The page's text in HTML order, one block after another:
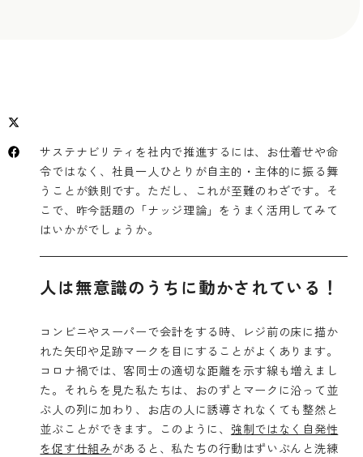
サステナビリティを社内で推進するには、お仕着せや命
令ではなく、社員一人ひとりが自主的・主体的に振る舞
うことが鉄則です。ただし、これが至難のわざです。そ
こで、昨今話題の「ナッジ理論」をうまく活用してみて
はいかがでしょうか。
人は無意識のうちに動かされている！
コンビニやスーパーで会計をする時、レジ前の床に描か
れた矢印や足跡マークを目にすることがよくあります。
コロナ禍では、客同士の適切な距離を示す線も増えまし
た。それらを見た私たちは、おのずとマークに沿って並
ぶ人の列に加わり、お店の人に誘導されなくても整然と
並ぶことができます。このように、 強制ではなく自発性
を促す仕組みがあると、私たちの行動はずいぶんと洗練